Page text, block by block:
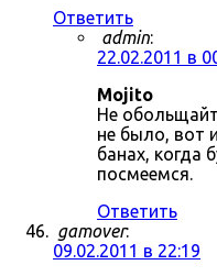
Ответить
admin:
22.02.2011 в
Mojito
Не
не было, вот
банах, когда
посмеемся.
Ответить
gamover:
09.02.2011 в 22:19